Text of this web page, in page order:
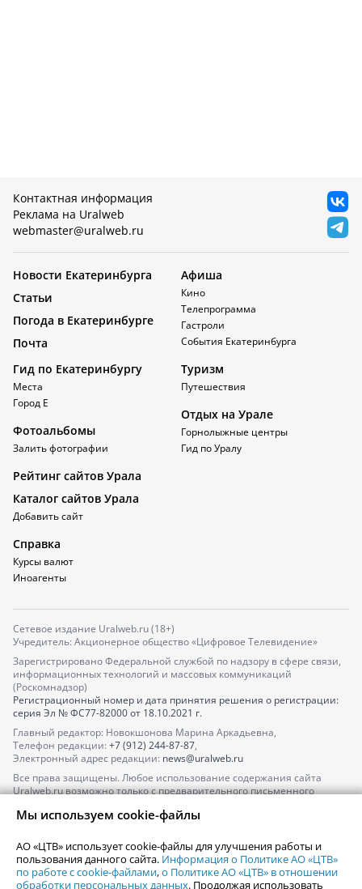
Контактная информация
Реклама на Uralweb
webmaster@uralweb.ru
Новости Екатеринбурга
Статьи
Погода в Екатеринбурге
Почта
Афиша
Кино
Телепрограмма
Гастроли
События Екатеринбурга
Гид по Екатеринбургу
Места
Город Е
Фотоальбомы
Залить фотографии
Туризм
Путешествия
Отдых на Урале
Горнолыжные центры
Гид по Уралу
Рейтинг сайтов Урала
Каталог сайтов Урала
Добавить сайт
Справка
Курсы валют
Иноагенты
Сетевое издание Uralweb.ru (18+)
Учредитель: Акционерное общество «Цифровое Телевидение»
Зарегистрировано Федеральной службой по надзору в сфере связи,
информационных технологий и массовых коммуникаций
(Роскомнадзор)
Регистрационный номер и дата принятия решения о регистрации:
серия Эл № ФС77-82000от 18.10.2021 г.
Главный редактор: Новокшонова Марина Аркадьевна,
Телефон редакции: +7 (912) 244-87-87,
Электронный адрес редакции: news@uralweb.ru
Все права защищены. Любое использование содержания сайта
Uralweb.ru возможно только с предварительного письменного
По вопросам размещения рекламы обращайтесь по тел.
По вопросам размещения информации в разделе «Афиша»
afisha@uralweb.ru
Мы используем cookie-файлы
АО «ЦТВ» использует cookie-файлы для улучшения работы и
пользования данного сайта. Информация о Политике АО «ЦТВ»
по работе с cookie-файлами,о Политике АО «ЦТВ» в отношении
обработки персональных данных. Продолжая использовать